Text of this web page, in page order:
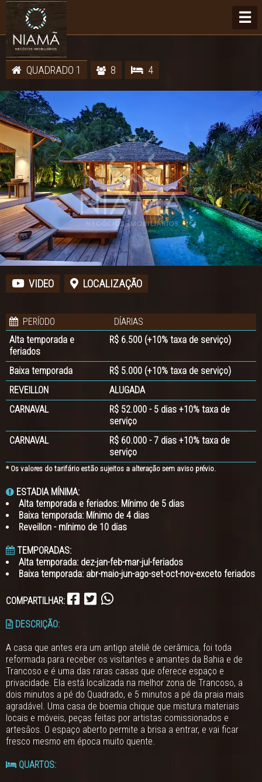
☰
QUADRADO 1 8 4
VIDEO LOCALIZAÇÃO
PERÍODO
DÍARIAS
Alta temporada e
feriados
R$ 6.500 (+10% taxa de serviço)
Baixa temporada
R$ 5.000 (+10% taxa de serviço)
REVEILLON
ALUGADA
CARNAVAL
R$ 52.000 - 5 dias +10% taxa de
serviço
CARNAVAL
R$ 60.000 - 7 dias +10% taxa de
serviço
* Os valores do tarifário estão sujeitos a alteração sem aviso prévio.
ESTADIA MÍNIMA:
Alta temporada e feriados: Mínimo de 5 dias
Baixa temporada: Mínimo de 4 dias
Reveillon - mínimo de 10 dias
TEMPORADAS:
Alta temporada: dez-jan-feb-mar-jul-feriados
Baixa temporada: abr-maio-jun-ago-set-oct-nov-exceto feriados
COMPARTILHAR:
DESCRIÇÃO:
A casa que antes era um antigo ateliê de cerâmica, foi toda
reformada para receber os visitantes e amantes da Bahia e de
Trancoso e é uma das raras casas que oferece espaço e
privacidade. Ela está localizada na melhor zona de Trancoso, a
dois minutos a pé do Quadrado, e 5 minutos a pé da praia mais
agradável. Uma casa de boemia chique que mistura materiais
locais e móveis, peças feitas por artistas comissionados e
artesãos. O espaço aberto permite a brisa a entrar, e vai ficar
fresco mesmo em época muito quente.
QUARTOS: